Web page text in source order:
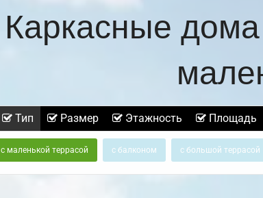
Каркасные
Тип Размер Этажность Площадь
с маленькой террасой с балконом с большой террасой